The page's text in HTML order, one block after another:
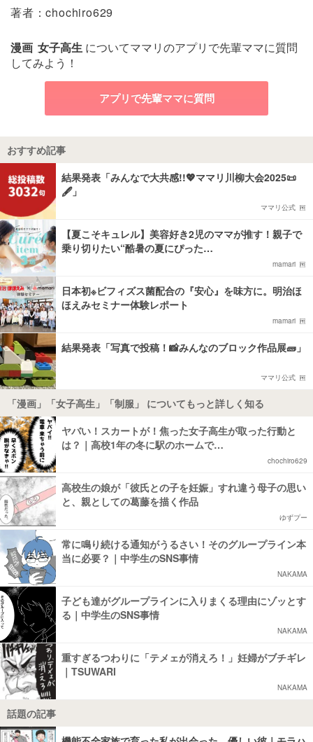
著者：chochiro629
漫画 女子高生 についてママリのアプリで先輩ママに質問
してみよう！
アプリで先輩ママに質問
おすすめ記事
結果発表「みんなで大共感!!💖ママリ川柳大会2025📜
🖋️」
ママリ公式
【夏こそキュレル】美容好き2児のママが推す！親子で
乗り切りたい“酷暑の夏にぴった…
mamari
日本初※ビフィズス菌配合の『安心』を味方に。明治ほ
ほえみセミナー体験レポート
mamari
結果発表「写真で投稿！📸みんなのブロック作品展🧱」
ママリ公式
「漫画」「女子高生」「制服」 についてもっと詳しく知る
ヤバい！スカートが！焦った女子高生が取った行動と
は？｜高校1年の冬に駅のホームで…
chochiro629
高校生の娘が「彼氏との子を妊娠」すれ違う母子の思い
と、親としての葛藤を描く作品
ゆずプー
常に鳴り続ける通知がうるさい！そのグループライン本
当に必要？｜中学生のSNS事情
NAKAMA
子ども達がグループラインに入りまくる理由にゾッとす
る｜中学生のSNS事情
NAKAMA
重すぎるつわりに「テメェが消えろ！」妊婦がブチギレ
｜TSUWARI
NAKAMA
話題の記事